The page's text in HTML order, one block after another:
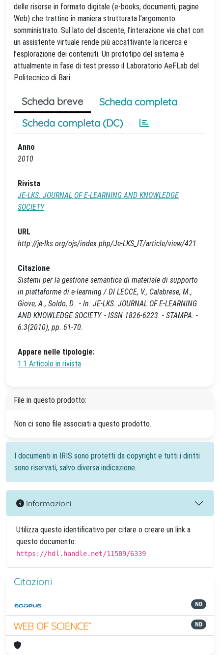
delle risorse in formato digitale (e-books, documenti, pagine
Web) che trattino in maniera strutturata l’argomento
somministrato. Sul lato del discente, l’interazione via chat con
un assistente virtuale rende più accattivante la ricerca e
l’esplorazione dei contenuti. Un prototipo del sistema è
attualmente in fase di test presso il Laboratorio AeFLab del
Politecnico di Bari.
Scheda breve
Scheda completa
Scheda completa (DC)
Anno
2010
Rivista
JE-LKS. JOURNAL OF E-LEARNING AND KNOWLEDGE
SOCIETY
URL
http://je-lks.org/ojs/index.php/Je-LKS_IT/article/view/421
Citazione
Sistemi per la gestione semantica di materiale di supporto
in piattaforme di e-learning / DI LECCE, V., Calabrese, M.,
Giove, A., Soldo, D.. - In: JE-LKS. JOURNAL OF E-LEARNING
AND KNOWLEDGE SOCIETY. - ISSN 1826-6223. - STAMPA. -
6:3(2010), pp. 61-70.
Appare nelle tipologie:
1.1 Articolo in rivista
File in questo prodotto:
Non ci sono file associati a questo prodotto.
I documenti in IRIS sono protetti da copyright e tutti i diritti
sono riservati, salvo diversa indicazione.
Informazioni
Utilizza questo identificativo per citare o creare un link a
questo documento:
https://hdl.handle.net/11589/6339
Citazioni
ND
ND